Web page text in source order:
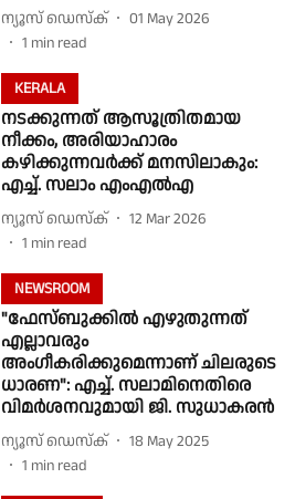
ന്യൂസ് ഡെസ്ക്
01 May 2026
1 min read
KERALA
നടക്കുന്നത് ആസൂത്രിതമായ
നീക്കം, അരിയാഹാരം
കഴിക്കുന്നവർക്ക് മനസിലാകും:
എച്ച്. സലാം എംഎൽഎ
ന്യൂസ് ഡെസ്ക്
12 Mar 2026
1 min read
NEWSROOM
"ഫേസ്ബുക്കിൽ എഴുതുന്നത്
എല്ലാവരും
അംഗീകരിക്കുമെന്നാണ് ചിലരുടെ
ധാരണ": എച്ച്. സലാമിനെതിരെ
വിമർശനവുമായി ജി. സുധാകരൻ
ന്യൂസ് ഡെസ്ക്
18 May 2025
1 min read